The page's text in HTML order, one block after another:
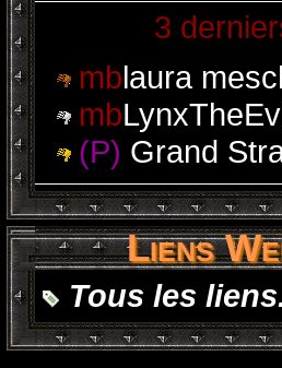
3
mblaura
mb
(P) Grand
Liens
Tous les